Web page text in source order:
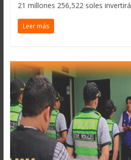
21 millones 256,522 soles invertirá
Leer más